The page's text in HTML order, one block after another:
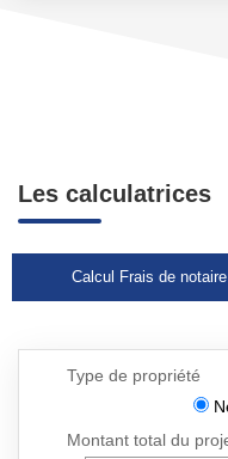
Les calculatrices
Calcul Frais de notaire